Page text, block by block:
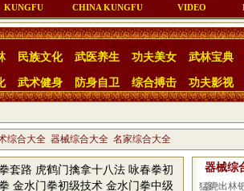
KUNGFU CHINA KUNGFU VIDEO
民族文化 武医养生 功夫美女 武林宝典
武术健身 防身自卫 综合搏击 功夫影视
综合大全 器械综合大全 名家综合大全
套路 虎鹤门擒拿十八法 咏春拳初
金水门拳初级技术 金水门拳中级
器械综
多>>
猛虎出林